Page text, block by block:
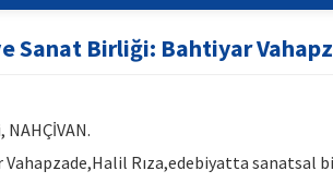
Sanat Birliği: Bahtiyar
Vahapzade,Halil Rıza,edebiyatta sanatsal